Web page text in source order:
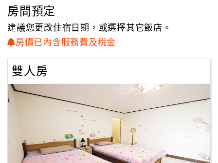
地
圖
顧
務
房間預定
建議您更改住宿日期，或選擇其它飯店。
房價已內含服務費及稅金
雙人房